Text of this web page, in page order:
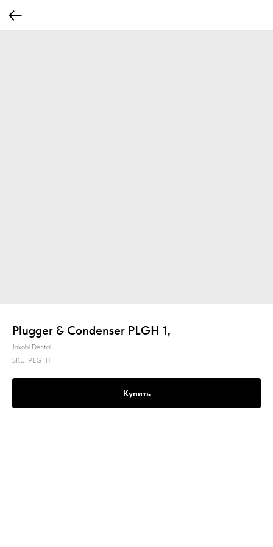
Plugger & Condenser PLGH 1,
Jakobi Dental
SKU: PLGH1
Купить